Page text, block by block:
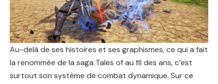
Au-delà de ses histoires et ses graphismes, ce qui a fait
la renommée de la saga Tales of au fil des ans, c’est
surtout son système de combat dynamique. Sur ce